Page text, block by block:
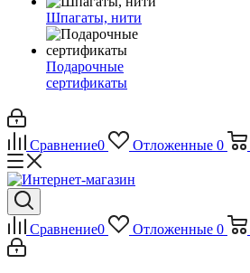
Шпагаты, нити
Подарочные
сертификаты
Сравнение0 Отложенные 0
Сравнение0 Отложенные 0